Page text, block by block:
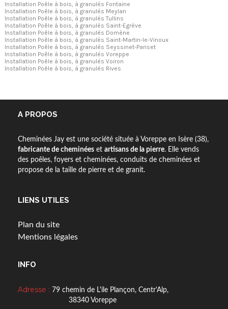
Installation Poêle à bois, à granulés Fontaine
Installation Poêle à bois, à granulés Meylan
Installation Poêle à bois, à granulés Tullins
Installation Poêle à bois, à granulés Saint-Egrève
Installation Poêle à bois, à granulés Domène
Installation Poêle à bois, à granulés Saint-Martin-le-Vinoux
Installation Poêle à bois, à granulés Seyssinet-Pariset
Installation Poêle à bois, à granulés Voreppe
Installation Poêle à bois, à granulés Voiron
Installation Poêle à bois, à granulés Rives
A PROPOS
Cheminées Jay est une société située à Voreppe en Isère (38),
fabricante de cheminées et artisans de la pierre. Elle vends
des poêles, foyers et cheminées, conduits de cheminées et
propose de la taille de pierre et de granit.
LIENS UTILES
Plan du site
Mentions légales
INFO
Adresse : 79 chemin de L'ile Plançon, Centr'Alp,
38340 Voreppe